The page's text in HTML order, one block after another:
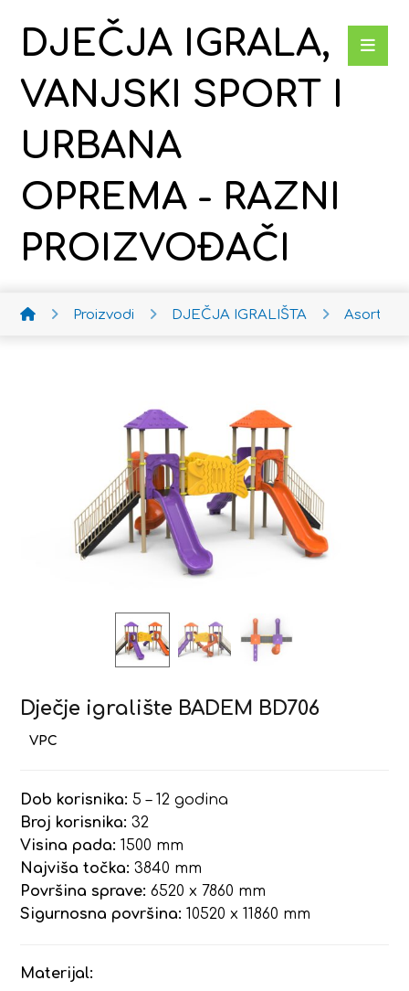
DJEČJA IGRALA,
VANJSKI SPORT I
URBANA
OPREMA - RAZNI
PROIZVOĐAČI
Proizvodi DJEČJA IGRALIŠTA
Dječje igralište BADEM BD706
Dob korisnika: 5 – 12 godina
Broj korisnika: 32
Visina pada: 1500 mm
Najviša točka: 3840 mm
Površina sprave: 6520 x 7860 mm
Sigurnosna površina: 10520 x 11860 mm
Materijal: